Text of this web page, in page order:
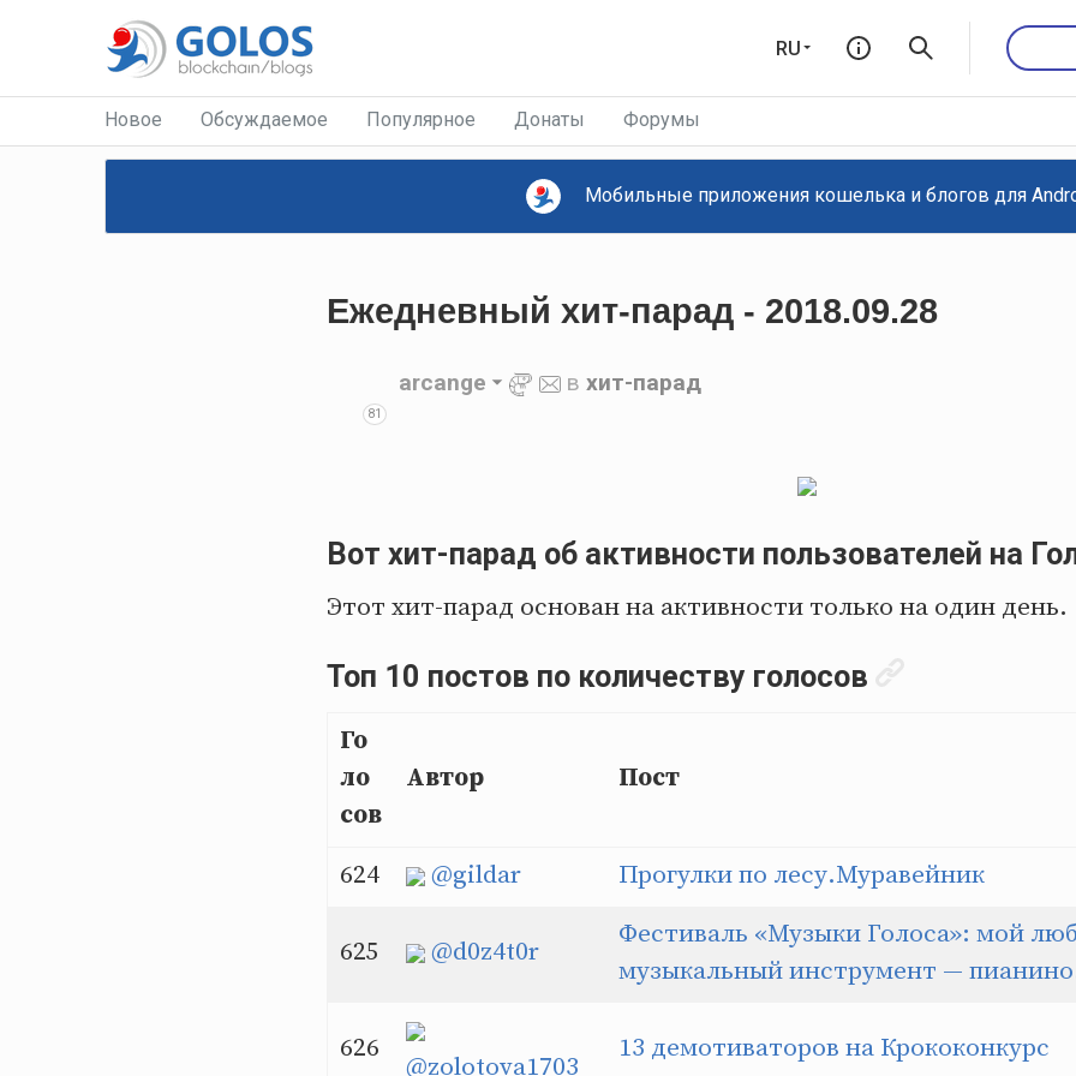
RU
Новое Обсуждаемое Популярное Донаты Форумы
Мобильные приложения кошелька и блогов для
Ежедневный хит-парад - 2018.09.28
81
arcange в хит-парад
Вот хит-парад об активности пользователей на
Этот хит-парад основан на активности только на один день.
Топ 10 постов по количеству голосов
Го
ло
сов
Автор Пост
624 @gildar Прогулки по лесу.Муравейник
625 @d0z4t0r
Фестиваль «Музыки Голоса»: мой
музыкальный инструмент —
626
@zolotova1703
13 демотиваторов на Крококонкурс